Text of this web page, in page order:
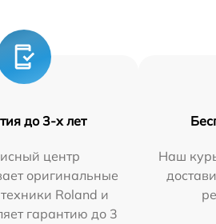
до 3-х лет
центр
оригинальные
Roland и
гарантию до 3
Наш